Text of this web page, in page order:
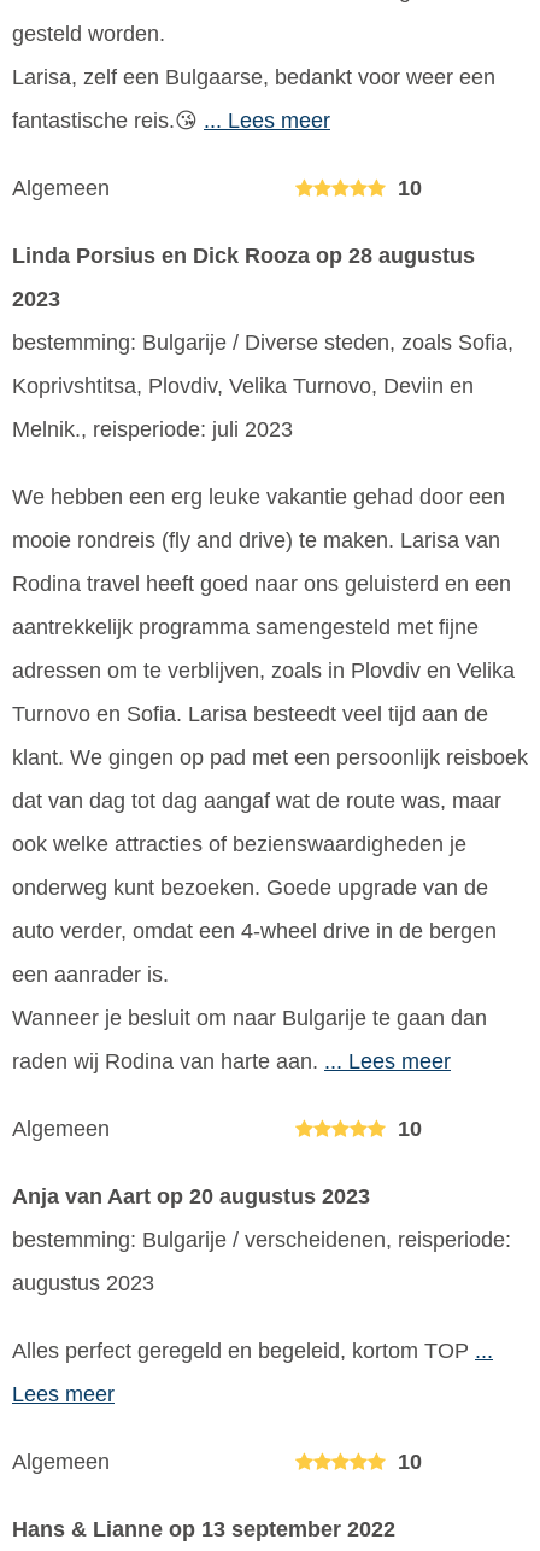
gesteld worden.
Larisa, zelf een Bulgaarse, bedankt voor weer een
fantastische reis.😘 ... Lees meer
Algemeen 10
Linda Porsius en Dick Rooza op 28 augustus
2023
bestemming: Bulgarije / Diverse steden, zoals Sofia,
Koprivshtitsa, Plovdiv, Velika Turnovo, Deviin en
Melnik., reisperiode: juli 2023
We hebben een erg leuke vakantie gehad door een
mooie rondreis (fly and drive) te maken. Larisa van
Rodina travel heeft goed naar ons geluisterd en een
aantrekkelijk programma samengesteld met fijne
adressen om te verblijven, zoals in Plovdiv en Velika
Turnovo en Sofia. Larisa besteedt veel tijd aan de
klant. We gingen op pad met een persoonlijk reisboek
dat van dag tot dag aangaf wat de route was, maar
ook welke attracties of bezienswaardigheden je
onderweg kunt bezoeken. Goede upgrade van de
auto verder, omdat een 4-wheel drive in de bergen
een aanrader is.
Wanneer je besluit om naar Bulgarije te gaan dan
raden wij Rodina van harte aan. ... Lees meer
Algemeen 10
Anja van Aart op 20 augustus 2023
bestemming: Bulgarije / verscheidenen, reisperiode:
augustus 2023
Alles perfect geregeld en begeleid, kortom TOP ...
Lees meer
Algemeen 10
Hans & Lianne op 13 september 2022